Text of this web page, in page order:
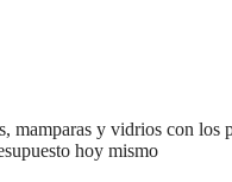
y vidrios con los
hoy mismo